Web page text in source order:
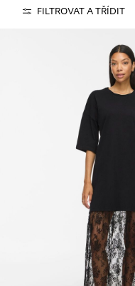
FILTROVAT A TŘÍDIT